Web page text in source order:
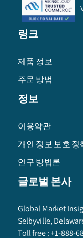
링크
제품 정보
주문 방법
정보
이용약관
개인 정보 보호 정
연구 방법론
글로벌 본사
Global Market
Selbyville,
Toll free :+1-888-